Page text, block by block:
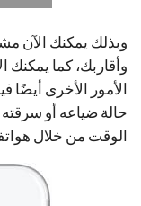
وبذلك يمكنك الآن
وأقاربك، كما يمكنك
الأمور الأخرى أيضًا
حالة ضياعه أو
الوقت من خلال